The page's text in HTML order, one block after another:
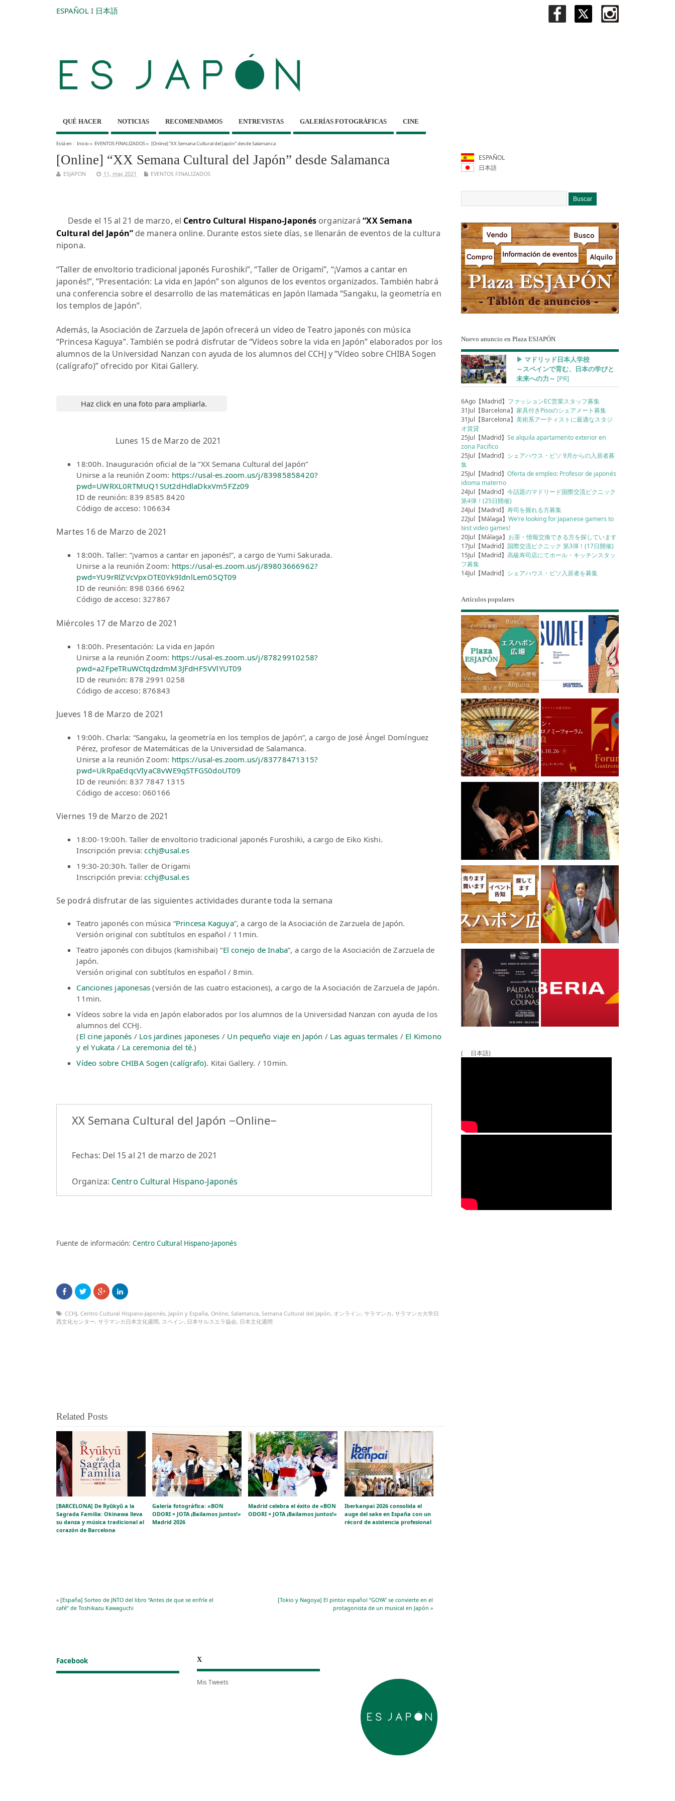
ESPAÑOL I 日本語
QUÉ HACER NOTICIAS RECOMENDAMOS ENTREVISTAS GALERÍAS FOTOGRÁFICAS CINE
Está en : Inicio» EVENTOS FINALIZADOS» [Online] “XX Semana Cultural del Japón” desde Salamanca
[Online] “XX Semana Cultural del Japón” desde Salamanca
ESJAPON 11, mar, 2021 EVENTOS FINALIZADOS
Desde el 15 al 21 de marzo, el Centro Cultural Hispano-Japonés organizará“XX Semana
Cultural del Japón”de manera online. Durante estos siete días, se llenarán de eventos de la cultura
nipona.
“Taller de envoltorio tradicional japonés Furoshiki”, “Taller de Origami”, “¡Vamos a cantar en
japonés!”, ”Presentación: La vida en Japón” son algunos de los eventos organizados. También habrá
una conferencia sobre el desarrollo de las matemáticas en Japón llamada “Sangaku, la geometría en
los templos de Japón”.
Además, la Asociación de Zarzuela de Japón ofrecerá un vídeo de Teatro japonés con música
“Princesa Kaguya”. También se podrá disfrutar de “Vídeos sobre la vida en Japón” elaborados por los
alumnos de la Universidad Nanzan con ayuda de los alumnos del CCHJ y ”Vídeo sobre CHIBA Sogen
(calígrafo)” ofrecido por Kitai Gallery.
Haz click en una foto para ampliarla.
Lunes 15 de Marzo de 2021
18:00h. Inauguración oficial de la “XX Semana Cultural del Japón”
Unirse a la reunión Zoom: https://usal-es.zoom.us/j/83985858420?
pwd=UWRXL0RTMUQ1SUt2dHdlaDkxVm5FZz09
ID de reunión: 839 8585 8420
Código de acceso: 106634
Martes 16 de Marzo de 2021
18:00h. Taller: “¡vamos a cantar en japonés!”, a cargo de Yumi Sakurada.
Unirse a la reunión Zoom: https://usal-es.zoom.us/j/89803666962?
pwd=YU9rRlZVcVpxOTE0Yk9IdnlLem05QT09
ID de reunión: 898 0366 6962
Código de acceso: 327867
Miércoles 17 de Marzo de 2021
18:00h. Presentación: La vida en Japón
Unirse a la reunión Zoom: https://usal-es.zoom.us/j/87829910258?
pwd=a2FpeTRuWCtqdzdmM3JFdHF5VVlYUT09
ID de reunión: 878 2991 0258
Código de acceso: 876843
Jueves 18 de Marzo de 2021
19:00h. Charla: “Sangaku, la geometría en los templos de Japón”, a cargo de José Ángel Domínguez
Pérez, profesor de Matemáticas de la Universidad de Salamanca.
Unirse a la reunión Zoom: https://usal-es.zoom.us/j/83778471315?
pwd=UkRpaEdqcVIyaC8vWE9qSTFGS0doUT09
ID de reunión: 837 7847 1315
Código de acceso: 060166
Viernes 19 de Marzo de 2021
18:00-19:00h. Taller de envoltorio tradicional japonés Furoshiki, a cargo de Eiko Kishi.
Inscripción previa:cchj@usal.es
19:30-20:30h. Taller de Origami
Inscripción previa:cchj@usal.es
Se podrá disfrutar de las siguientes actividades durante toda la semana
Teatro japonés con música “Princesa Kaguya”, a cargo de la Asociación de Zarzuela de Japón.
Versión original con subtítulos en español / 11min.
Teatro japonés con dibujos (kamishibai) “El conejo de Inaba”, a cargo de la Asociación de Zarzuela de
Japón.
Versión original con subtítulos en español / 8min.
Canciones japonesas (versión de las cuatro estaciones), a cargo de la Asociación de Zarzuela de Japón.
11min.
Vídeos sobre la vida en Japón elaborados por los alumnos de la Universidad Nanzan con ayuda de los
alumnos del CCHJ.
(El cine japonés / Los jardines japoneses / Un pequeño viaje en Japón / Las aguas termales / El Kimono
y el Yukata / La ceremonia del té.)
Vídeo sobre CHIBA Sogen (calígrafo). Kitai Gallery. / 10min.
XX Semana Cultural del Japón −Online−
Fechas: Del 15 al 21 de marzo de 2021
Organiza: Centro Cultural Hispano-Japonés
Fuente de información: Centro Cultural Hispano-Japonés
CCHJ, Centro Cultural Hispano-Japonés, Japón y España, Online, Salamanca, Semana Cultural del Japón, オンライン, サラマンカ, サラマンカ大学日
西文化センター, サラマンカ日本文化週間, スペイン, 日本サルスエラ協会, 日本文化週間
Related Posts
[BARCELONA] De Ryūkyū a la
Sagrada Familia: Okinawa lleva
su danza y música tradicional al
corazón de Barcelona
Galería fotográfica: «BON
ODORI × JOTA ¡Bailamos juntos!»
Madrid 2026
Madrid celebra el éxito de «BON
ODORI × JOTA ¡Bailamos juntos!»
Iberkanpai 2026 consolida el
auge del sake en España con un
récord de asistencia profesional
« [España] Sorteo de JNTO del libro “Antes de que se enfríe el
café” de Toshikazu Kawaguchi
[Tokio y Nagoya] El pintor español “GOYA” se convierte en el
protagonista de un musical en Japón »
ESPAÑOL
日本語
Nuevo anuncio en Plaza ESJAPÓN
▶︎ マドリッド日本人学校
～スペインで育む、日本の学びと
未来への力～ [PR]
6Ago【Madrid】 ファッションEC営業スタッフ募集
31Jul【Barcelona】家具付きPisoのシェアメート募集
31Jul【Barcelona】美術系アーティストに最適なスタジ
オ賃貸
25Jul【Madrid】Se alquila apartamento exterior en
zona Pacifico
25Jul【Madrid】 シェアハウス・ピソ 9月からの入居者募
集
25Jul【Madrid】Oferta de empleo: Profesor de japonés
idioma materno
24Jul【Madrid】今話題のマドリード国際交流ピクニック
第4弾！(25日開催)
24Jul【Madrid】寿司を握れる方募集
22Jul【Málaga】We’re looking for Japanese gamers to
test video games!
20Jul【Málaga】 お茶・情報交換できる方を探しています
17Jul【Madrid】 国際交流ピクニック 第3弾！(17日開催)
15Jul【Madrid】高級寿司店にてホール・キッチンスタッ
フ募集
14Jul【Madrid】 シェアハウス・ピソ入居者を募集
Artículos populares
( 日本語)
Facebook X
Mis Tweets